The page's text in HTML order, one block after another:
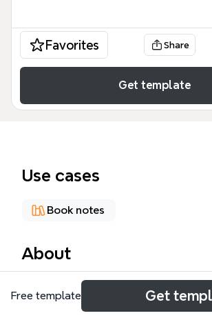
Favorites Share
Get template
Use cases
Book notes
About
五分鐘讀書會是一個專為快速分享讀書
Xmind心智圖模板，涵蓋主旨、流程、
Free template Get